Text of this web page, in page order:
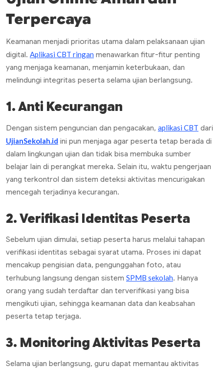
Terpercaya
Keamanan menjadi prioritas utama dalam pelaksanaan ujian
digital. Aplikasi CBT ringan menawarkan fitur-fitur penting
yang menjaga keamanan, menjamin keterbukaan, dan
melindungi integritas peserta selama ujian berlangsung.
1. Anti Kecurangan
Dengan sistem penguncian dan pengacakan, aplikasi CBT dari
UjianSekolah.id ini pun menjaga agar peserta tetap berada di
dalam lingkungan ujian dan tidak bisa membuka sumber
belajar lain di perangkat mereka. Selain itu, waktu pengerjaan
yang terkontrol dan sistem deteksi aktivitas mencurigakan
mencegah terjadinya kecurangan.
2. Verifikasi Identitas Peserta
Sebelum ujian dimulai, setiap peserta harus melalui tahapan
verifikasi identitas sebagai syarat utama. Proses ini dapat
mencakup pengisian data, pengunggahan foto, atau
terhubung langsung dengan sistem SPMB sekolah. Hanya
orang yang sudah terdaftar dan terverifikasi yang bisa
mengikuti ujian, sehingga keamanan data dan keabsahan
peserta tetap terjaga.
3. Monitoring Aktivitas Peserta
Selama ujian berlangsung, guru dapat memantau aktivitas